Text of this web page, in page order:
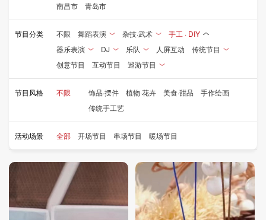
南昌市
青岛市
节目分类 不限 舞蹈表演 杂技·武术
手工 · DIY
器乐表演
DJ 乐队 人屏互动
传统节目
创意节目
互动节目 巡游节目
节目风格 不限 饰品·摆件 植物·花卉 美食·甜品
手作绘画
传统手工艺
活动场景 全部 开场节目 串场节目 暖场节目